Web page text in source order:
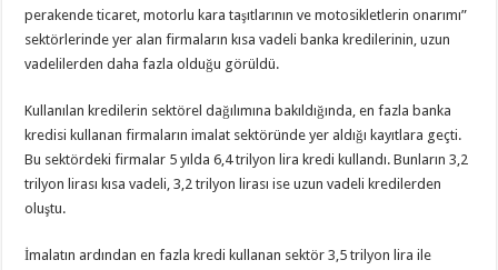
perakende ticaret, motorlu kara taşıtlarının ve motosikletlerin onarımı”
sektörlerinde yer alan firmaların kısa vadeli banka kredilerinin, uzun
vadelilerden daha fazla olduğu görüldü.
Kullanılan kredilerin sektörel dağılımına bakıldığında, en fazla banka
kredisi kullanan firmaların imalat sektöründe yer aldığı kayıtlara geçti.
Bu sektördeki firmalar 5 yılda 6,4 trilyon lira kredi kullandı. Bunların 3,2
trilyon lirası kısa vadeli, 3,2 trilyon lirası ise uzun vadeli kredilerden
oluştu.
İmalatın ardından en fazla kredi kullanan sektör 3,5 trilyon lira ile